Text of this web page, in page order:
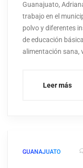
Guanajuato,
trabajo en el
polvo y diferentes
de educación
alimentación sana,
Leer más
GUANAJUATO